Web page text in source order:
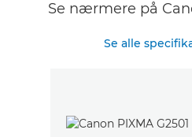
Se nærmere på
Se alle